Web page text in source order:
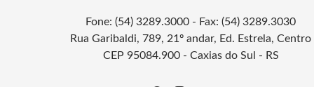
Fone: (54) 3289.3000 - Fax: (54) 3289.3030
Rua Garibaldi, 789, 21º andar, Ed. Estrela, Centro
CEP 95084.900 - Caxias do Sul - RS